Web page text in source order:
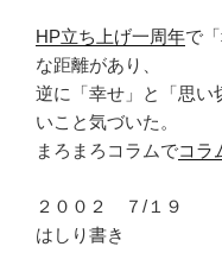
HP立ち上げ一周年で
な距離があり、
逆に「幸せ」と「思い
いこと気づいた。
まろまろコラムでコラ
２００２ ７/１９
はしり書き